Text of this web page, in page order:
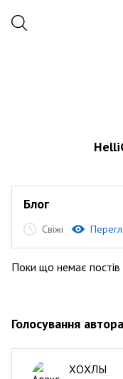
Блог
Свіжі
Поки що немає постів
Голосування автора
ХОХЛЫ